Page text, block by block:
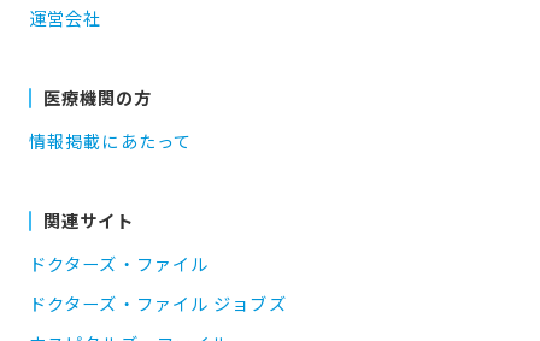
運営会社
医療機関の方
情報掲載にあたって
関連サイト
ドクターズ・ファイル
ドクターズ・ファイル ジョブズ